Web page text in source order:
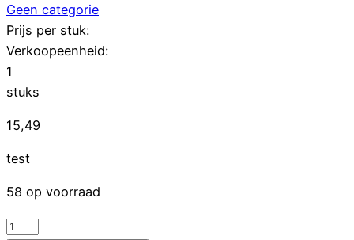
Geen categorie
Prijs per stuk:
Verkoopeenheid:
1
stuks
15,49
test
58 op voorraad
test